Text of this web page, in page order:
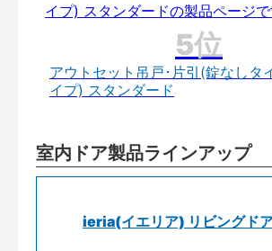
アウトセット吊戸･片引(錠なしタ
イプ) スタンダード
室内ドア製品ラインアップ
ieria(イエリア) リビングド